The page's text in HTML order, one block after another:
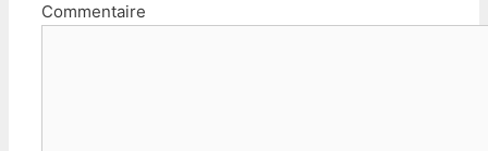
Commentaire